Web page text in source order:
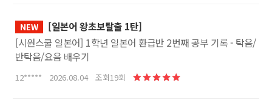
NEW
[일본어 왕초보탈출 1탄]
[시원스쿨 일본어] 1학년 일본어 환급반 2번째 공부 기록 - 탁음/
반탁음/요음 배우기
12***** 2026.08.04 조회19회